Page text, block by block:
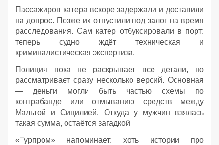
Пассажиров катера вскоре задержали и доставили
на допрос. Позже их отпустили под залог на время
расследования. Сам катер отбуксировали в порт:
теперь судно ждёт техническая и
криминалистическая экспертиза.
Полиция пока не раскрывает все детали, но
рассматривает сразу несколько версий. Основная
— деньги могли быть частью схемы по
контрабанде или отмыванию средств между
Мальтой и Сицилией. Откуда у мужчин взялась
такая сумма, остаётся загадкой.
«Турпром» напоминает: хоть истории про